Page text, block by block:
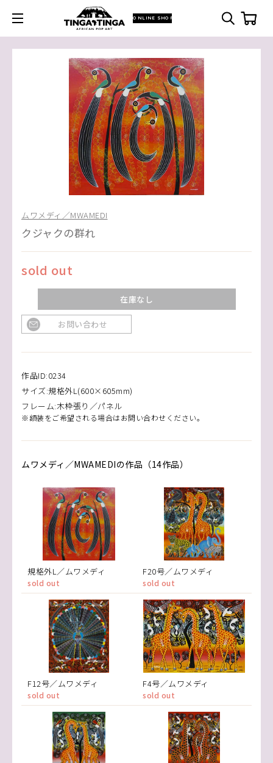
ONLINE SHOP
ムワメディ／MWAMEDI
クジャクの群れ
sold out
在庫なし
お問い合わせ
作品ID:0234
サイズ:規格外L(600×605mm)
フレーム:木枠張り／パネル
※額装をご希望される場合はお問い合わせください。
ムワメディ／MWAMEDIの作品（14作品）
規格外L／ムワメディ
sold out
F20号／ムワメディ
sold out
F12号／ムワメディ
sold out
F4号／ムワメディ
sold out